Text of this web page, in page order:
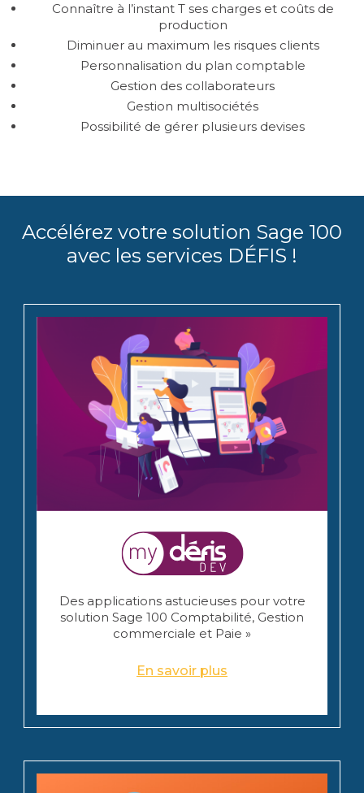
Connaître à l’instant T ses charges et coûts de
production
Diminuer au maximum les risques clients
Personnalisation du plan comptable
Gestion des collaborateurs
Gestion multisociétés
Possibilité de gérer plusieurs devises
Accélérez votre solution Sage 100
avec les services DÉFIS !
Des applications astucieuses pour votre
solution Sage 100 Comptabilité, Gestion
commerciale et Paie »
En savoir plus